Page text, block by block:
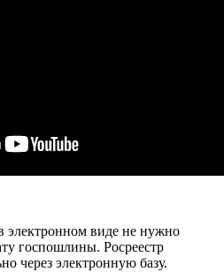
электронном виде не нужно
госпошлины. Росреестр
через электронную базу.